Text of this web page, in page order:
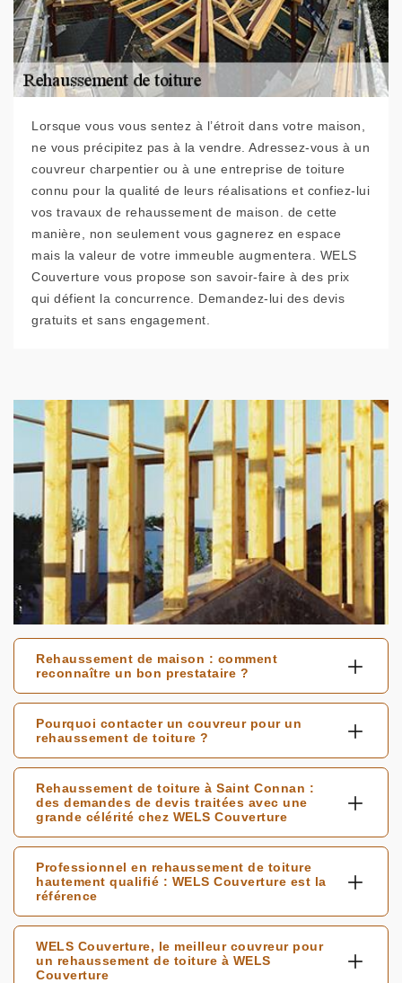
Lorsque vous vous sentez à l’étroit dans votre maison,
ne vous précipitez pas à la vendre. Adressez-vous à un
couvreur charpentier ou à une entreprise de toiture
connu pour la qualité de leurs réalisations et confiez-lui
vos travaux de rehaussement de maison. de cette
manière, non seulement vous gagnerez en espace
mais la valeur de votre immeuble augmentera. WELS
Couverture vous propose son savoir-faire à des prix
qui défient la concurrence. Demandez-lui des devis
gratuits et sans engagement.
Rehaussement de maison : comment
reconnaître un bon prestataire ?
Pourquoi contacter un couvreur pour un
rehaussement de toiture ?
Rehaussement de toiture à Saint Connan :
des demandes de devis traitées avec une
grande célérité chez WELS Couverture
Professionnel en rehaussement de toiture
hautement qualifié : WELS Couverture est la
référence
WELS Couverture, le meilleur couvreur pour
un rehaussement de toiture à WELS
Couverture